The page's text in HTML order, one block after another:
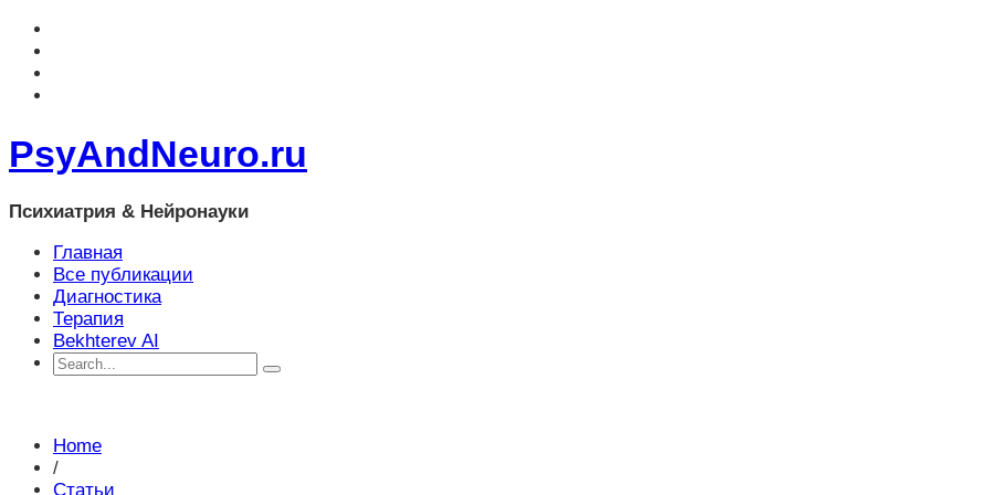
PsyAndNeuro.ru
Психиатрия & Нейронауки
Главная
Все публикации
Диагностика
Терапия
Bekhterev AI
Home
/
Статьи